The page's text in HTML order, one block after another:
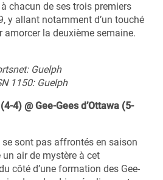
chacun de ses trois premiers
y allant notamment d’un touché
amorcer la deuxième semaine.
Guelph
1150:Guelph
4) @ Gee-Gees d’Ottawa (5-
sont pas affrontés en saison
air de mystère à cet
côté d’une formation des Gee-